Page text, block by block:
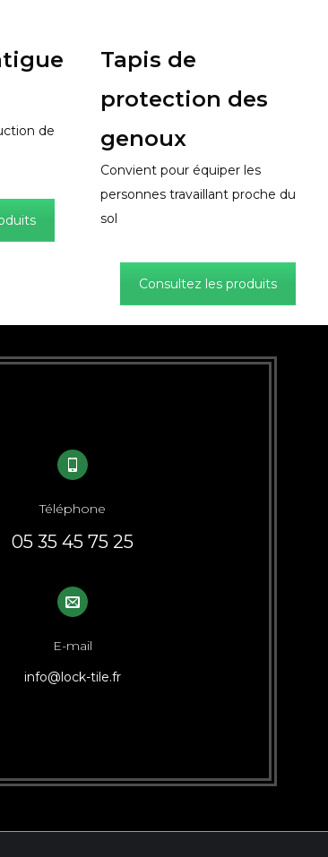
de
Tapis de
protection des
genoux
Convient pour équiper les
personnes travaillant proche du
sol
Consultez les produits
Téléphone
05 35 45 75 25
E-mail
info@lock-tile.fr